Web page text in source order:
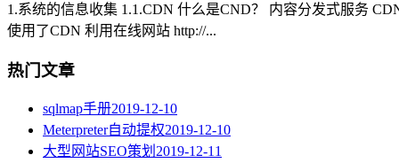
1.系统的信息收集 1.1.CDN 什么是CND？ 内容分发式服务
使用了CDN 利用在线网站 http://...
热门文章
sqlmap手册2019-12-10
Meterpreter自动提权2019-12-10
大型网站SEO策划 2019-12-11